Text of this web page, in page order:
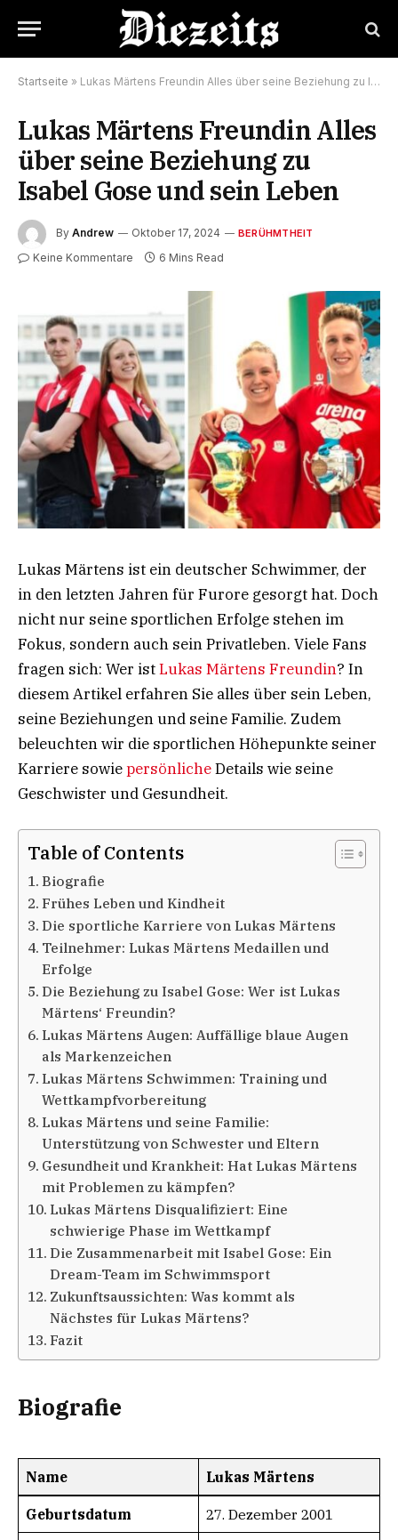
Startseite » Lukas Märtens Freundin Alles über seine Beziehung zu Isabel Gose und sein Leben
Lukas Märtens Freundin Alles
über seine Beziehung zu
Isabel Gose und sein Leben
By Andrew Oktober 17, 2024 BERÜHMTHEIT
Keine Kommentare 6 Mins Read
Lukas Märtens ist ein deutscher Schwimmer, der
in den letzten Jahren für Furore gesorgt hat. Doch
nicht nur seine sportlichen Erfolge stehen im
Fokus, sondern auch sein Privatleben. Viele Fans
fragen sich: Wer istLukas Märtens Freundin? In
diesem Artikel erfahren Sie alles über sein Leben,
seine Beziehungen und seine Familie. Zudem
beleuchten wir die sportlichen Höhepunkte seiner
Karriere sowiepersönlicheDetails wie seine
Geschwister und Gesundheit.
Table of Contents
Biografie
Frühes Leben und Kindheit
Die sportliche Karriere von Lukas Märtens
Teilnehmer: Lukas Märtens Medaillen und
Erfolge
Die Beziehung zu Isabel Gose: Wer ist Lukas
Märtens‘ Freundin?
Lukas Märtens Augen: Auffällige blaue Augen
als Markenzeichen
Lukas Märtens Schwimmen: Training und
Wettkampfvorbereitung
Lukas Märtens und seine Familie:
Unterstützung von Schwester und Eltern
Gesundheit und Krankheit: Hat Lukas Märtens
mit Problemen zu kämpfen?
Lukas Märtens Disqualifiziert: Eine
schwierige Phase im Wettkampf
Die Zusammenarbeit mit Isabel Gose: Ein
Dream-Team im Schwimmsport
Zukunftsaussichten: Was kommt als
Nächstes für Lukas Märtens?
Fazit
Biografie
Name Lukas Märtens
Geburtsdatum 27. Dezember 2001